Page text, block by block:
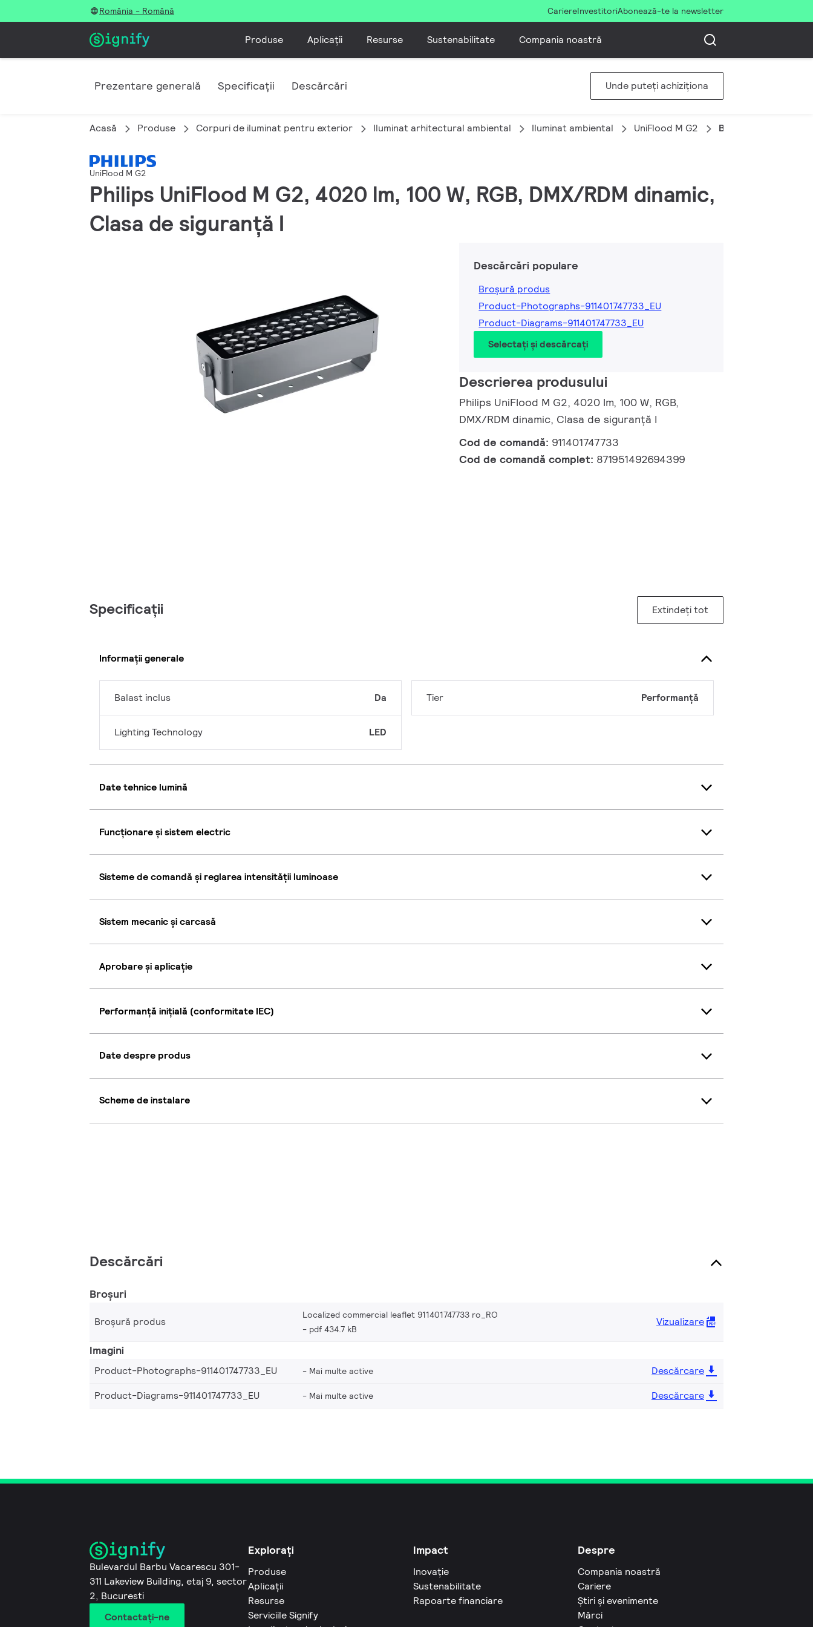
România - Română CariereInvestitoriAbonează-te la newsletter
Produse Aplicații Resurse Sustenabilitate Compania noastră
Prezentare generală Specificații Descărcări Unde puteți achiziționa
Acasă Produse Corpuri de iluminat pentru exterior Iluminat arhitectural ambiental Iluminat ambiental UniFlood M G2 BVP353 48LED
UniFlood M G2
Philips UniFlood M G2, 4020 lm, 100 W, RGB, DMX/RDM dinamic,
Clasa de siguranță I
Descărcări populare
Broșură produs
Product-Photographs-911401747733_EU
Product-Diagrams-911401747733_EU
Selectați și descărcați
Descrierea produsului
Philips UniFlood M G2, 4020 lm, 100 W, RGB,
DMX/RDM dinamic, Clasa de siguranță I
Cod de comandă: 911401747733
Cod de comandă complet: 871951492694399
Specificații Extindeți tot
Informații generale
Balast inclus Da
Lighting Technology LED
Tier Performanță
Date tehnice lumină
Funcționare și sistem electric
Sisteme de comandă și reglarea intensității luminoase
Sistem mecanic și carcasă
Aprobare și aplicație
Performanță inițială (conformitate IEC)
Date despre produs
Scheme de instalare
Descărcări
Broșuri
Broșură produs
Localized commercial leaflet 911401747733 ro_RO
pdf 434.7 kB
Vizualizare
Imagini
Product-Photographs-911401747733_EU Mai multe active
Descărcare
Product-Diagrams-911401747733_EU
Mai multe active Descărcare
Bulevardul Barbu Vacarescu 301-
311 Lakeview Building, etaj 9, sector
2, Bucuresti
Contactaţi-ne
Explorați
Produse
Aplicații
Resurse
Serviciile Signify
Impact
Inovație
Sustenabilitate
Rapoarte financiare
Despre
Compania noastră
Cariere
Știri și evenimente
Mărci